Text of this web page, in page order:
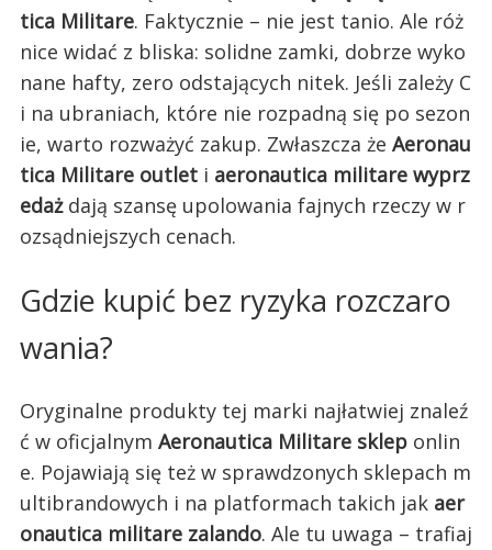
tica Militare. Faktycznie – nie jest tanio. Ale róż
nice widać z bliska: solidne zamki, dobrze wyko
nane hafty, zero odstających nitek. Jeśli zależy C
i na ubraniach, które nie rozpadną się po sezon
ie, warto rozważyć zakup. Zwłaszcza że Aeronau
tica Militare outlet i aeronautica militare wyprz
edażdają szansę upolowania fajnych rzeczy w r
ozsądniejszych cenach.
Gdzie kupić bez ryzyka rozczaro
wania?
Oryginalne produkty tej marki najłatwiej znaleź
ć w oficjalnym Aeronautica Militare sklep onlin
e. Pojawiają się też w sprawdzonych sklepach m
ultibrandowych i na platformach takich jak aer
onautica militare zalando. Ale tu uwaga – trafiaj